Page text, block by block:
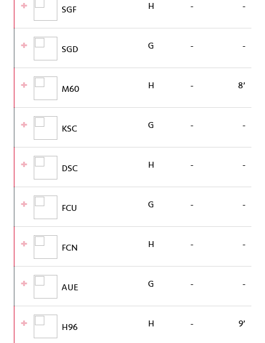
SGF H - -
SGD G - -
M60 H - 8’
KSC G - -
DSC H - -
FCU G - -
FCN H - -
AUE G - -
H96 H - 9’